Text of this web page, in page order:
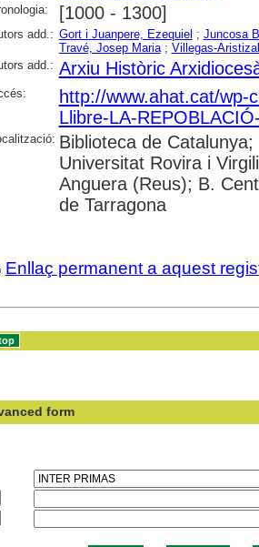
[1000 - 1300]
add.: Gort i Juanpere, Ezequiel ; Juncosa
Travé, Josep Maria; Villegas-
add.: Arxiu Històric
http://www.ahat.cat/wp-
Llibre-LA-
Biblioteca de
Universitat Rovira i
Anguera (Reus); B.
de Tarragona
Enllaç permanent a aquest
form